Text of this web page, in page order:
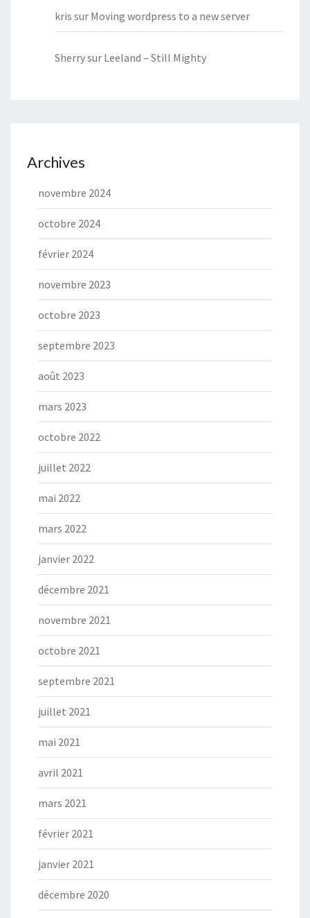
kris sur Moving wordpress to a new server
Sherrysur Leeland – Still Mighty
Archives
novembre 2024
octobre 2024
février 2024
novembre 2023
octobre 2023
septembre 2023
août 2023
mars 2023
octobre 2022
juillet 2022
mai 2022
mars 2022
janvier 2022
décembre 2021
novembre 2021
octobre 2021
septembre 2021
juillet 2021
mai 2021
avril 2021
mars 2021
février 2021
janvier 2021
décembre 2020